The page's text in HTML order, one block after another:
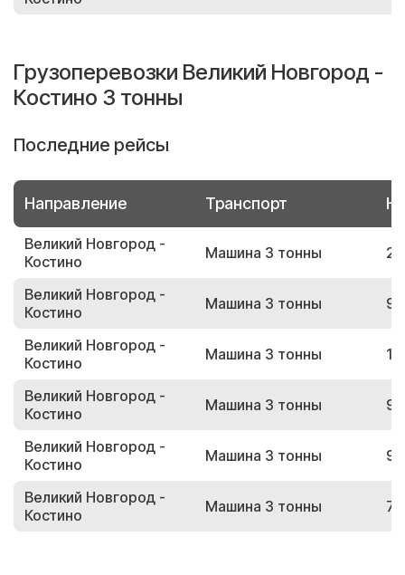
Грузоперевозки Великий Новгород -
Костино 3 тонны
Последние рейсы
Направление Транспорт
Великий Новгород -
Костино
Машина 3 тонны
Великий Новгород -
Костино
Машина 3 тонны
Великий Новгород -
Костино
Машина 3 тонны
Великий Новгород -
Костино
Машина 3 тонны
Великий Новгород -
Костино
Машина 3 тонны
Великий Новгород -
Костино
Машина 3 тонны